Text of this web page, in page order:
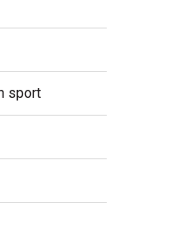
sport